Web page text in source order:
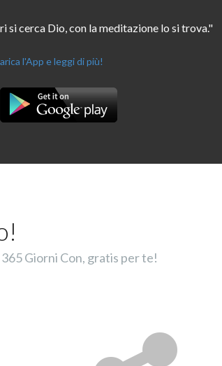
si cerca Dio, con la meditazione lo si trova."
l'App e leggi di più!
Giorni Con, gratis per te!